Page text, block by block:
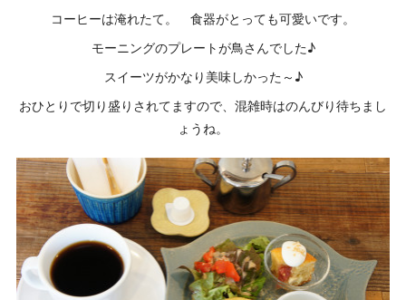
コーヒーは淹れたて。 食器がとっても可愛いです。
モーニングのプレートが鳥さんでした♪
スイーツがかなり美味しかった～♪
おひとりで切り盛りされてますので、混雑時はのんびり待ちまし
ょうね。